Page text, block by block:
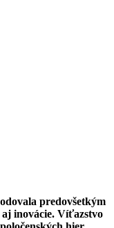
predovšetkým
inovácie. Víťazstvo